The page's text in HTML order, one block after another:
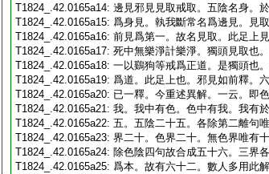
T1824_.42.0165a14: 邊見邪見見取戒取。五陰名身。
T1824_.42.0165a15: 爲身見。執我斷常名爲邊見。見
T1824_.42.0165a16: 前見爲第一。故名見取。此足上
T1824_.42.0165a17: 死中無樂淨計樂淨。獨頭見取也。
T1824_.42.0165a18: 一以鷄狗等戒爲正道。是獨頭也
T1824_.42.0165a19: 爲道。此足上也。邪見如前釋。
T1824_.42.0165a20: 已一釋。今重述異解。一云。即
T1824_.42.0165a21: 我。我中有色。色中有我。我有
T1824_.42.0165a22: 五。五陰二十五。各除第二離句
T1824_.42.0165a23: 界二十。色界二十。無色界唯有十
T1824_.42.0165a24: 除色陰四句故合成五十六。三界
T1824_.42.0165a25: 爲本。故有六十二。數人多用此